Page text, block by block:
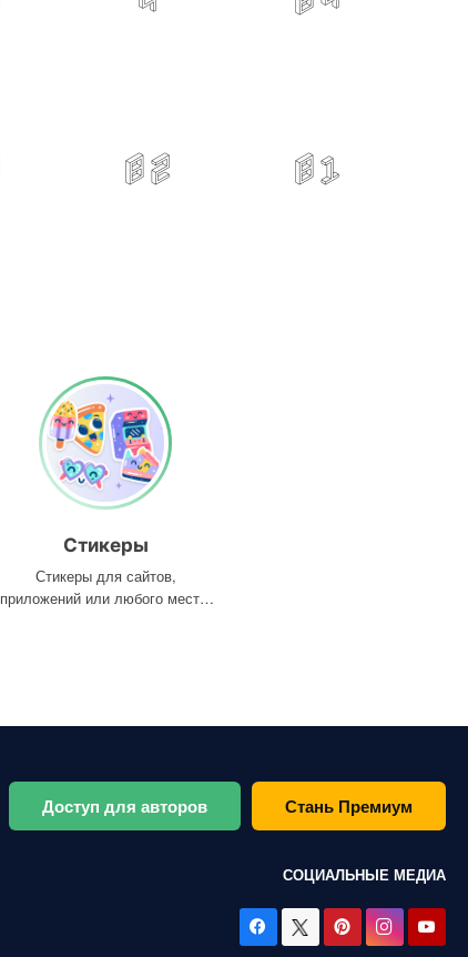
Стикеры
Стикеры для сайтов,
приложений или любого места,
Доступ для авторов Стань Премиум
СОЦИАЛЬНЫЕ МЕДИА